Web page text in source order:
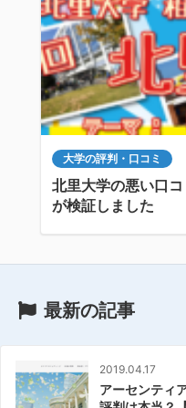
大学の評判・口コミ
北里大学の悪い口
が検証しました
最新の記事
2019.04.17
アーセンティ